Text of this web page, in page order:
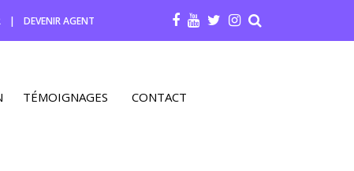
| DEVENIR AGENT
TÉMOIGNAGES CONTACT